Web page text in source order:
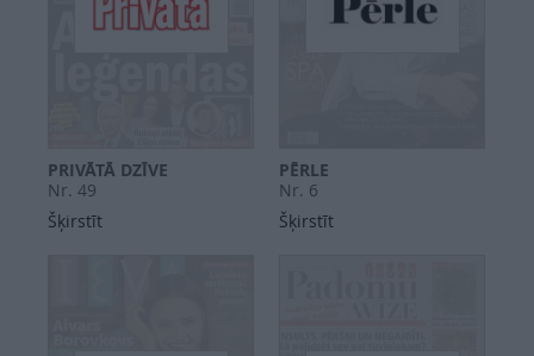
PRIVĀTĀ DZĪVE
Nr. 49
Šķirstīt
PĒRLE
Nr. 6
Šķirstīt